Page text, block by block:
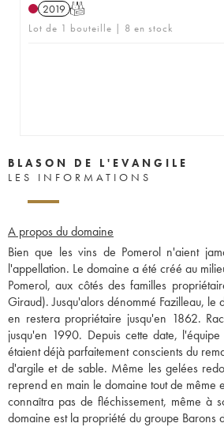
2019 T
Lot de 1 bouteille | 8 en stock
BLASON DE L'EVANGILE
LES INFORMATIONS
A propos du domaine
Bien que les vins de Pomerol n'aient
l'appellation. Le domaine a été créé au
Pomerol, aux côtés des familles
Giraud). Jusqu'alors dénommé Fazilleau,
en restera propriétaire jusqu'en 1862.
jusqu'en 1990. Depuis cette date,
étaient déjà parfaitement conscients du
d'argile et de sable. Même les gelées
reprend en main le domaine tout de même
connaîtra pas de fléchissement, même à
domaine est la propriété du groupe Barons